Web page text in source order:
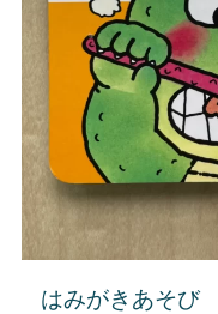
はみがきあそび